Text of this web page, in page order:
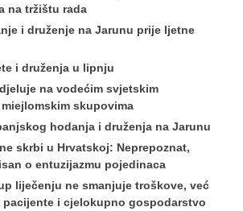
na tržištu rada
i druženje na Jarunu prije ljetne
i druženja u lipnju
na vodećim svjetskim
skupovima
hodanja i druženja na Jarunu
skrbi u Hrvatskoj: Neprepoznat,
o entuzijazmu pojedinaca
liječenju ne smanjuje troškove, već
pacijente i cjelokupno gospodarstvo